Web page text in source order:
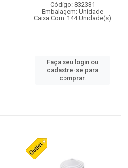
Código: 832331
Embalagem: Unidade
Caixa Com: 144 Unidade(s)
Faça seu login ou
cadastre-se para
comprar.